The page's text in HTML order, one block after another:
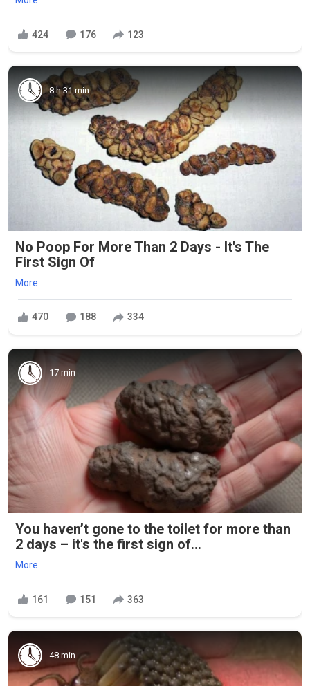
424 176 123
8 h 31 min
No Poop For More Than 2 Days - It's The
First Sign Of
More
470 188 334
17 min
You haven’t gone to the toilet for more than
2 days – it's the first sign of...
More
161 151 363
48 min